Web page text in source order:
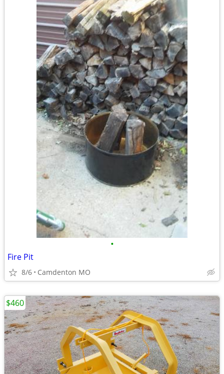
•
Fire Pit
8/6 Camdenton MO
$460